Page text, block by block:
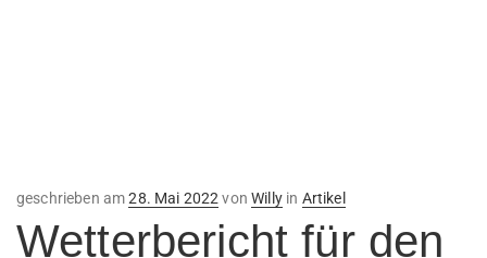
geschrieben amVeröffentlicht
28. Mai 2022 vonWillyin Artikel
Wetterbericht für den